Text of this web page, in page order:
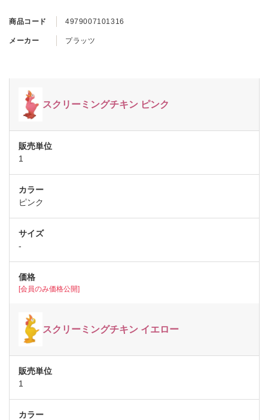
商品コード 4979007101316
メーカー プラッツ
スクリーミングチキン ピンク
1
ピンク
-
[会員のみ価格公開]
スクリーミングチキン イエロー
1